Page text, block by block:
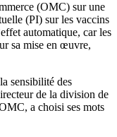
(OMC) sur une
(PI) sur les vaccins
automatique, car les
sa mise en œuvre,
sensibilité des
de la division de
a choisi ses mots